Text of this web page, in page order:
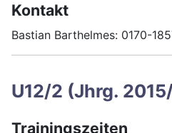
Kontakt
Bastian Barthelmes: 0170-
U12/2 (Jhrg.
Trainingszeiten